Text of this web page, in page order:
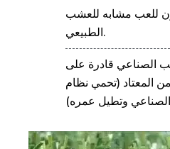
للعب مشابه للعشب
الطبيعي.
الصناعي قادرة على
المعتاد (تحمي نظام